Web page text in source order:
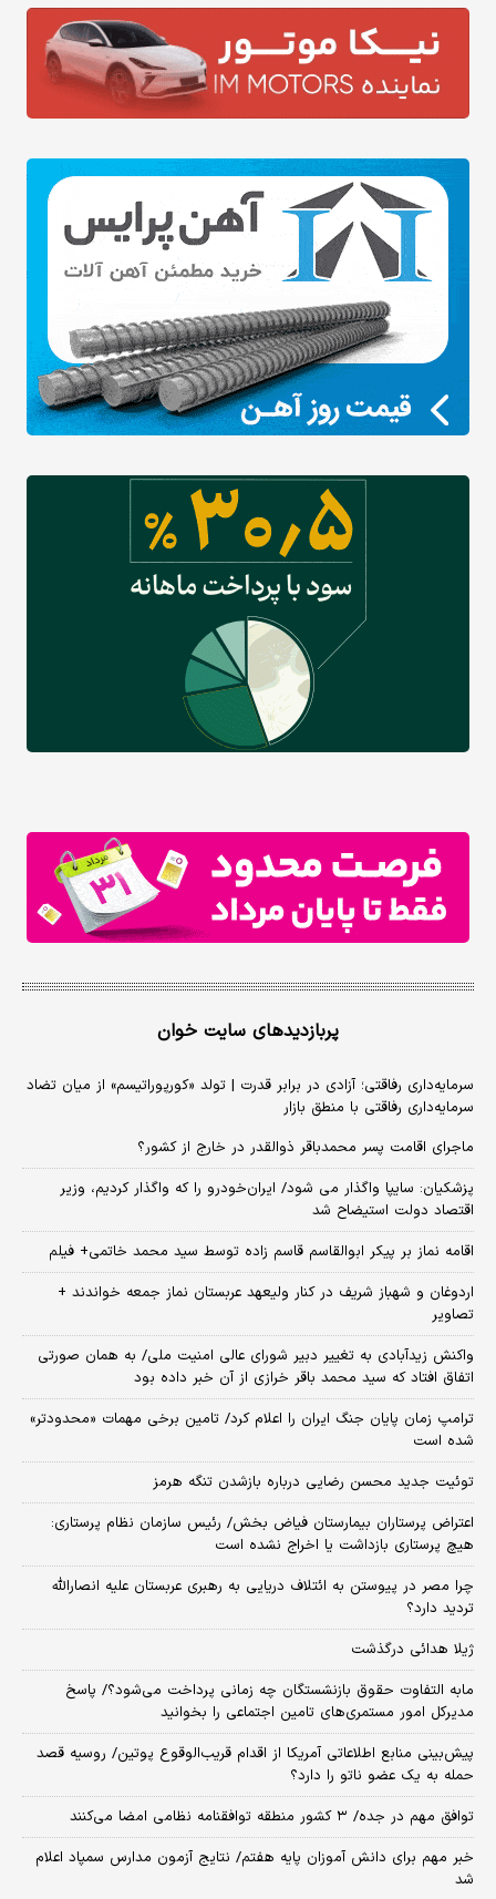
پربازدیدهای سایت خوان
سرمایه‌داری رفاقتی؛ آزادی در برابر قدرت | تولد «کورپوراتیسم» از میان تضاد
سرمایه‌داری رفاقتی با منطق بازار
ماجرای اقامت پسر محمدباقر ذوالقدر در خارج از کشور؟
پزشکیان: سایپا واگذار می شود/ ایران‌خودرو را که واگذار کردیم، وزیر
اقتصاد دولت استیضاح شد
اقامه نماز بر پیکر ابوالقاسم قاسم زاده توسط سید محمد خاتمی+ فیلم
اردوغان و شهباز شریف در کنار ولیعهد عربستان نماز جمعه خواندند +
تصاویر
واکنش زیدآبادی به تغییر دبیر شورای عالی امنیت ملی/ به همان صورتی
اتفاق افتاد که سید محمد باقر خرازی از آن خبر داده بود
ترامپ زمان پایان جنگ ایران را اعلام کرد/ تامین برخی مهمات «محدودتر»
شده است
توئیت جدید محسن رضایی درباره بازشدن تنگه هرمز
اعتراض پرستاران بیمارستان فیاض بخش/ رئیس سازمان نظام پرستاری:
هیچ پرستاری بازداشت یا اخراج نشده است
چرا مصر در پیوستن به ائتلاف دریایی به رهبری عربستان علیه انصارالله
تردید دارد؟
ژیلا هدائی درگذشت
مابه التفاوت حقوق بازنشستگان چه زمانی پرداخت می‌شود؟/ پاسخ
مدیرکل امور مستمری‌های تامین اجتماعی را بخوانید
پیش‌بینی منابع اطلاعاتی آمریکا از اقدام قریب‌الوقوع پوتین/ روسیه قصد
حمله به یک عضو ناتو را دارد؟
توافق مهم در جده/ ۳ کشور منطقه توافقنامه نظامی امضا می‌کنند
خبر مهم برای دانش آموزان پایه هفتم/ نتایج آزمون مدارس سمپاد اعلام
شد